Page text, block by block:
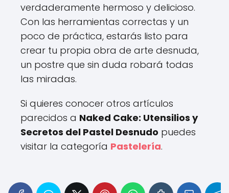
verdaderamente hermoso y delicioso.
Con las herramientas correctas y un
poco de práctica, estarás listo para
crear tu propia obra de arte desnuda,
un postre que sin duda robará todas
las miradas.
Si quieres conocer otros artículos
parecidos a Naked Cake: Utensilios y
Secretos del Pastel Desnudo puedes
visitar la categoría Pastelería.